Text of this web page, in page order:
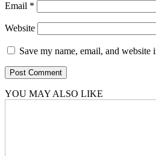
Email *
Website
Save my name, email, and
YOU MAY ALSO LIKE